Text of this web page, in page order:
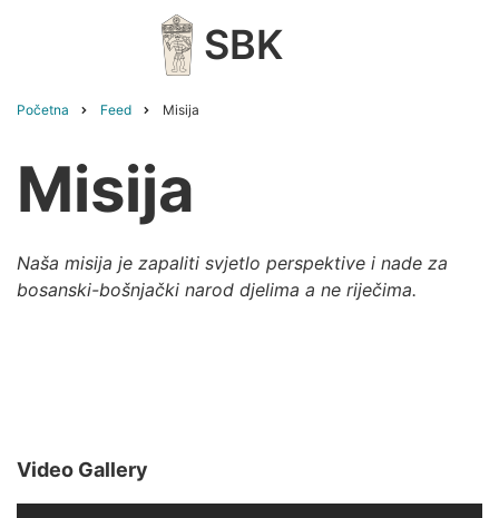
SBK
Breadcrumb
Početna Feed Misija
Misija
Naša misija je zapaliti svjetlo perspektive i nade za
bosanski-bošnjački narod djelima a ne riječima.
Video Gallery